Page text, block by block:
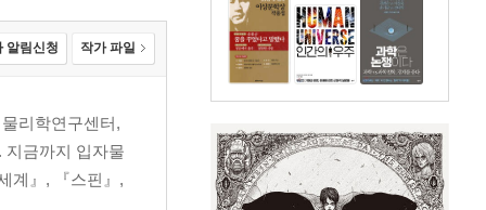
알림신청 작가 파일
리학연구센터,
지금까지 입자물
계』, 『스핀』,